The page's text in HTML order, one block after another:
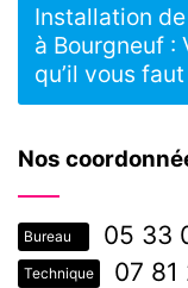
Nos
Bureau 05 33
Technique 07 81
Installation
à Bourgneuf :
qu’il vous faut